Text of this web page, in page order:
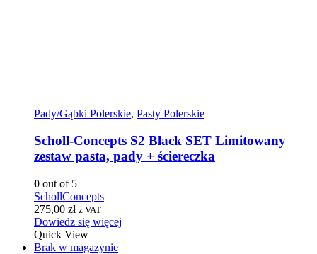
Pady/Gąbki Polerskie, Pasty Polerskie
Scholl-Concepts S2 Black SET Limitowany
zestaw pasta, pady + ściereczka
0 out of 5
SchollConcepts
275,00 zł z VAT
Dowiedz się więcej
Quick View
Brak w magazynie